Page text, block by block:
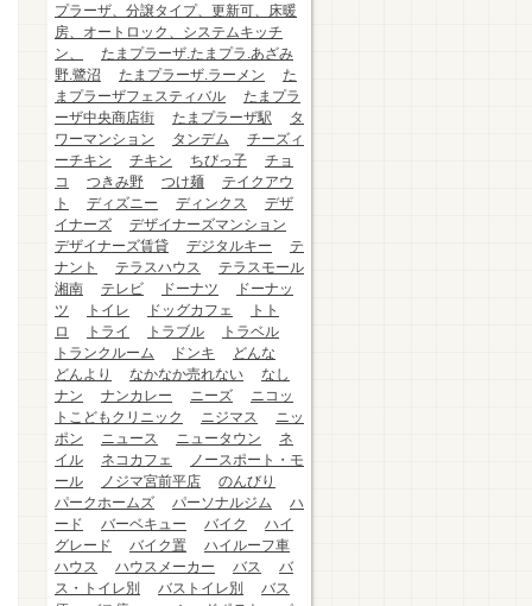
プラーザ、分譲タイプ、更新可、床暖
房、オートロック、システムキッチ
ン、
たまプラーザ.たまプラ.あざみ
野.鷺沼
たまプラーザ.ラーメン
た
まプラーザフェスティバル
たまプラ
ーザ中央商店街
たまプラーザ駅
タ
ワーマンション
タンデム
チーズィ
ーチキン
チキン ちびっ子
チョ
コ
つきみ野 つけ麺
テイクアウ
ト
ディズニー ディンクス
デザ
イナーズ
デザイナーズマンション
デザイナーズ賃貸
デジタルキー
テ
ナント
テラスハウス
テラスモール
湘南
テレビ ドーナツ
ドーナッ
ツ
トイレ ドッグカフェ
トト
ロ
トライ トラブル
トラベル
トランクルーム
ドンキ
どんな
どんより
なかなか売れない
なし
ナン
ナンカレー ニーズ
ニコッ
トこどもクリニック
ニジマス
ニッ
ポン
ニュース ニュータウン
ネ
イル
ネコカフェ
ノースポート・モ
ール
ノジマ宮前平店
のんびり
パークホームズ
パーソナルジム
ハ
ード
バーベキュー バイク
ハイ
グレード
バイク置
ハイルーフ車
ハウス
ハウスメーカー バス
バ
ス・トイレ別
バストイレ別
バス